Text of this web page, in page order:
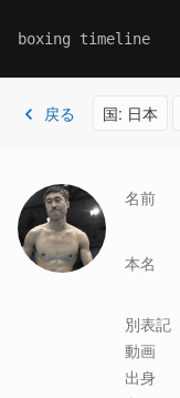
boxing timeline
戻る 国: 日本
名前
本名
別表記
動画
出身